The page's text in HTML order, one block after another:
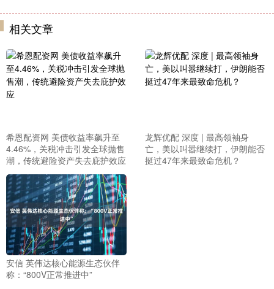
相关文章
希恩配资网 美债收益率飙升至
4.46%，关税冲击引发全球抛售
潮，传统避险资产失去庇护效应
龙辉优配 深度 | 最高领袖身
亡，美以叫嚣继续打，伊朗能否
挺过47年来最致命危机？
安信 英伟达核心能源生态伙伴
称：“800V正常推进中”